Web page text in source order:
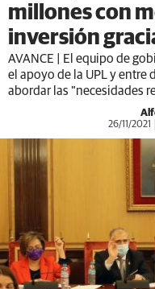
millones con
inversión
AVANCE | El equipo de
el apoyo de la UPL y entre
abordar las "necesidades
26/11/2021